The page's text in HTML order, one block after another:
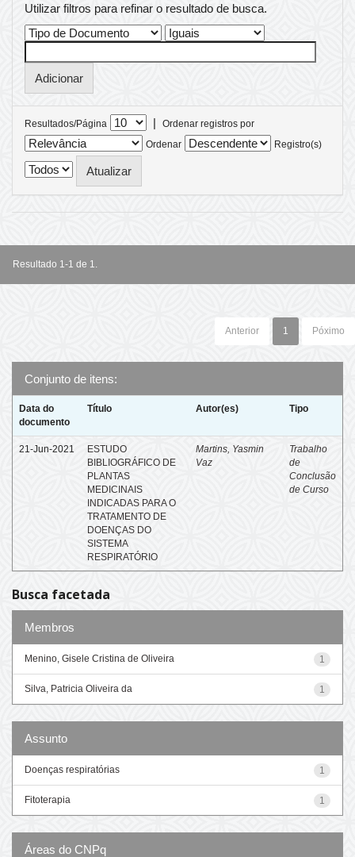
Utilizar filtros para refinar o resultado de busca.
Resultados/Página |
Ordenar registros por
Ordenar
Registro(s)
Resultado 1-1 de 1.
Anterior 1 Póximo
Conjunto de itens:
Data do
documento
Título Autor(es) Tipo
21-Jun-2021
ESTUDO
BIBLIOGRÁFICO DE
PLANTAS
MEDICINAIS
INDICADAS PARA O
TRATAMENTO DE
DOENÇAS DO
SISTEMA
RESPIRATÓRIO
Martins, Yasmin
Vaz
Trabalho
de
Conclusão
de Curso
Busca facetada
Membros
1
Menino, Gisele Cristina de Oliveira
1
Silva, Patricia Oliveira da
Assunto
1
Doenças respiratórias
1
Fitoterapia
Áreas do CNPq